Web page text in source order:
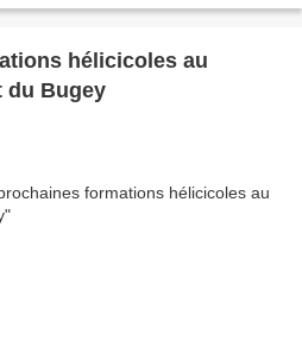
hélicicoles au
du Bugey